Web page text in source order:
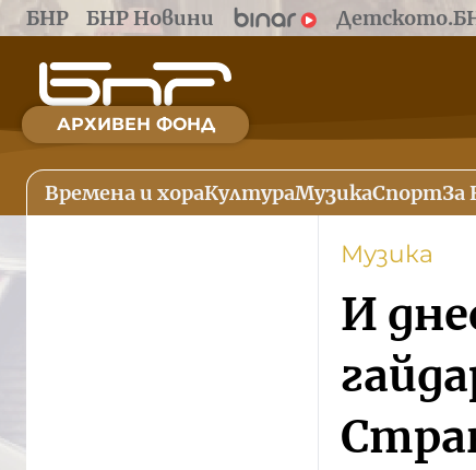
БНР БНР Новини
АРХИВЕН ФОНД
Времена и хораКултураМузикаСпортЗа
Музика
И